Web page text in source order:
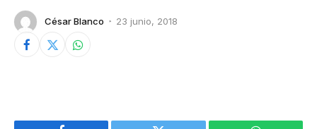
César Blanco 23 junio, 2018